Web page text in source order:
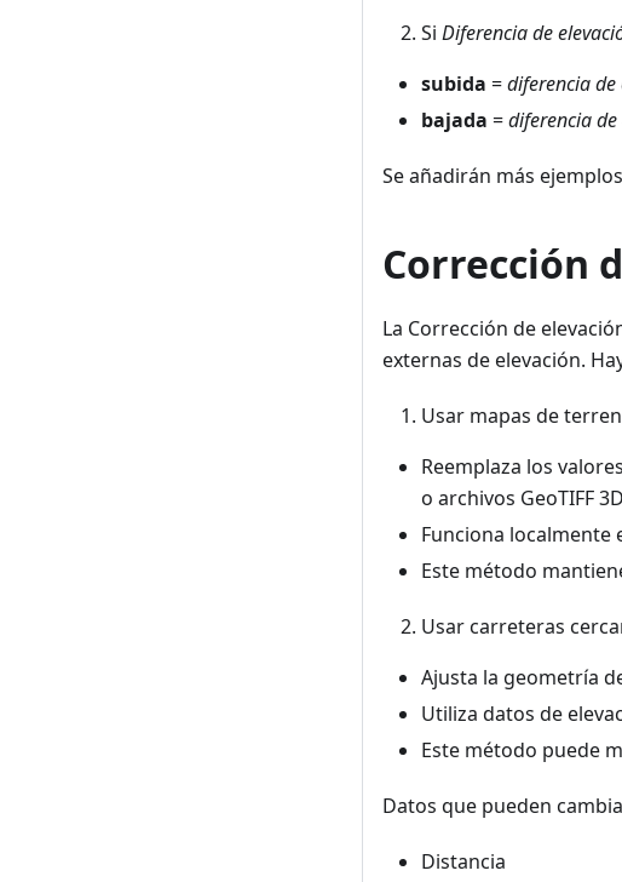
Si Diferencia de
subida =diferencia
bajada =diferencia
Se añadirán más
Corrección
La Corrección de
externas de elevación.
Usar mapas de
Reemplaza los
o archivos GeoTIFF
Funciona localmente
Este método
Usar carreteras
Ajusta la geometría
Utiliza datos de
Este método puede
Datos que pueden
Distancia